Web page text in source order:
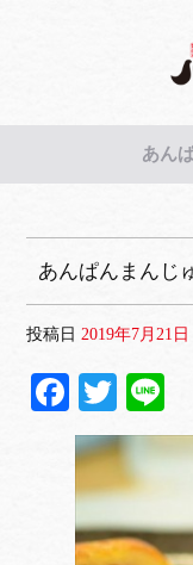
あん
あんぱんまん
投稿日 2019年7月21日
Fa
ce
bo
ok
T
wi
tte
r